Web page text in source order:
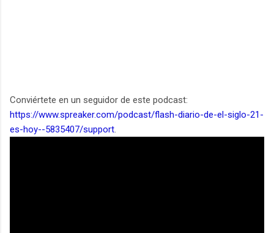
Conviértete en un seguidor de este podcast:
https://www.spreaker.com/podcast/flash-diario-de-el-siglo-21-
es-hoy--5835407/support.